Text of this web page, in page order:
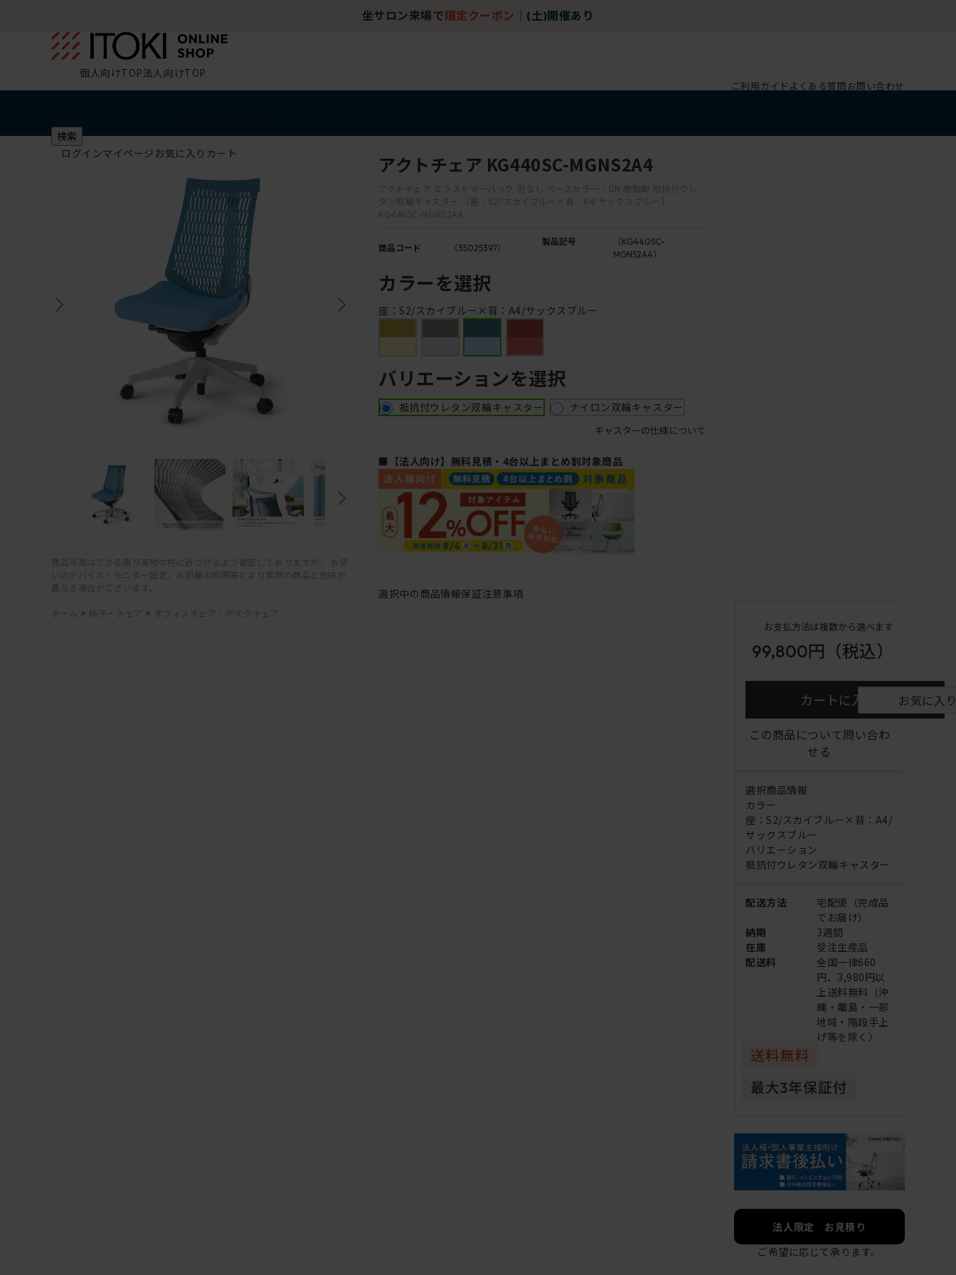
坐サロン来場で 限定クーポン (土)開催あり
個人向けTOP法人向けTOP
ご利用ガイド よくある質問お問い合わせ
検索
ログインマイページ お気に入り カート
商品写真はできる限り実物の色に近づけるよう徹底しておりますが、 お使
いのデバイス・モニター設定、お部屋の照明等により実際の商品と色味が
異なる場合がございます。
ホーム > 椅子・チェア > オフィスチェア・デスクチェア
アクトチェア KG440SC-MGNS2A4
アクトチェア エラストマーバック 肘なし ベースカラー：GN 樹脂脚 抵抗付ウレ
タン双輪キャスター ［座：S2/スカイブルー×背：A4/サックスブルー］
KG440SC-MGNS2A4
商品コード （35025397）
製品記号
（KG440SC-
MGNS2A4）
カラーを選択
座：S2/スカイブルー×背：A4/サックスブルー
バリエーションを選択
抵抗付ウレタン双輪キャスター ナイロン双輪キャスター
キャスターの仕様について
■【法人向け】無料見積・4台以上まとめ割対象商品
選択中の商品情報保証注意事項
お支払方法は複数から選べます
99,800円 （税込）
カートに入れる お気に入
この商品について問い合わ
せる
選択商品情報
カラー
座：S2/スカイブルー×背：A4/
サックスブルー
バリエーション
抵抗付ウレタン双輪キャスター
配送方法
宅配便（完成品
でお届け）
納期
3週間
在庫
受注生産品
配送料
全国一律660
円、3,980円以
上送料無料（沖
縄・離島・一部
地域・階段手上
げ等を除く）
法人限定 お見積り
ご希望に応じて承ります。